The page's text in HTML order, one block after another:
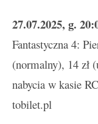
27.07.2025, g.
Fantastyczna 4:
(normalny), 14 zł
nabycia w kasie
tobilet.pl